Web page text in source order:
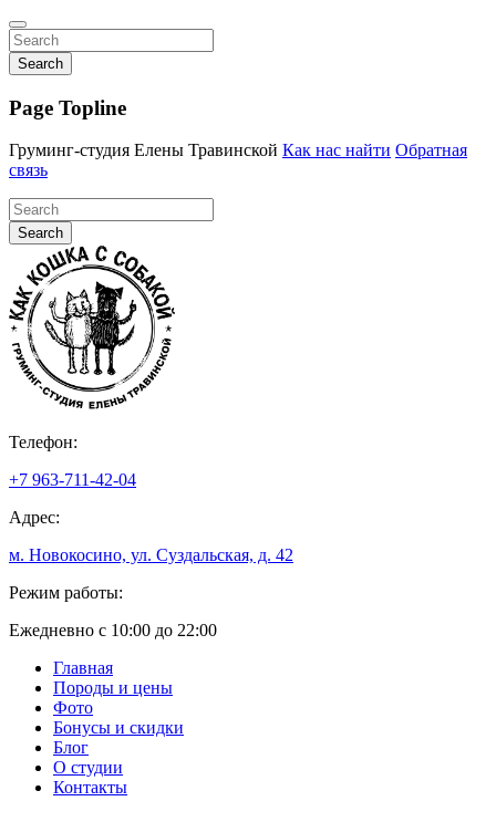
Search
Page Topline
Груминг-студия Елены Травинской Как нас найти Обратная
связь
Search
Телефон:
+7 963-711-42-04
Адрес:
м. Новокосино, ул. Суздальская, д. 42
Режим работы:
Ежедневно с 10:00 до 22:00
Главная
Породы и цены
Фото
Бонусы и скидки
Блог
О студии
Контакты